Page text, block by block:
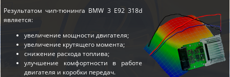
Результатом чип-тюнинга BMW 3 E92 318d
является:
увеличение мощности двигателя;
увеличение крутящего момента;
снижение расхода топлива;
улучшение комфортности в работе
двигателя и коробки передач.